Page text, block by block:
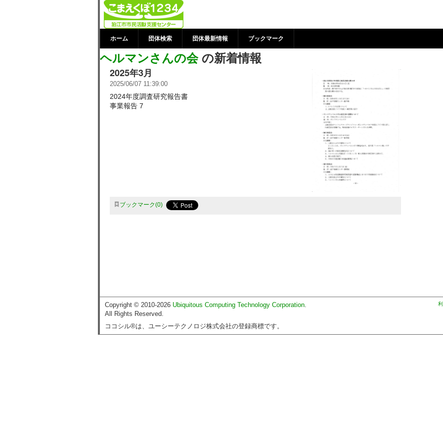
ヘルマンさんの会 の新着情報 | 狛江市市民
支援センター
ホーム 団体検索 団体最新情報 ブックマーク
ヘルマンさんの会の新着情報
2025年3月
2025/06/07 11:39:00
2024年度調査研究報告書
事業報告 7
ブックマーク 0
Copyright © 2010-2026 Ubiquitous Computing Technology Corporation.
All Rights Reserved.
ココシル®は、ユーシーテクノロジ株式会社の登録商標です。